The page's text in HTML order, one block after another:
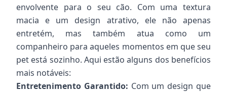
envolvente para o seu cão. Com uma textura
macia e um design atrativo, ele não apenas
entretém, mas também atua como um
companheiro para aqueles momentos em que seu
pet está sozinho. Aqui estão alguns dos benefícios
mais notáveis:
Entretenimento Garantido: Com um design que